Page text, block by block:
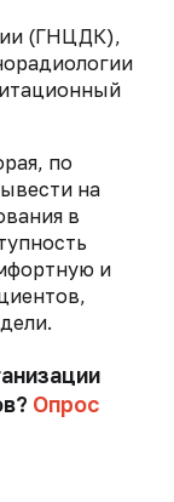
(ГНЦДК),
по
на
в
и
Опрос